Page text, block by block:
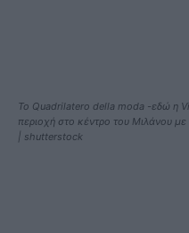
Το Quadrilatero della moda -εδώ η
περιοχή στο κέντρο του Μιλάνου
| shutterstock